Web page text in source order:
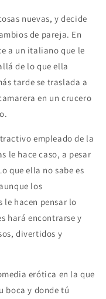
nuevas, y decide
de pareja. En
a un italiano que le
de lo que ella
tarde se traslada a
en un crucero
empleado de la
le hace caso, a pesar
que ella no sabe es
los
le hacen pensar lo
hará encontrarse y
divertidos y
erótica en la que
boca y donde tú